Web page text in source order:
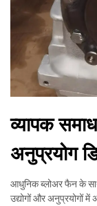
व्यापक
अनुप्रयोग
आधुनिक ब्लोअर फैन के साथ
उद्योगों और अनुप्रयोगों